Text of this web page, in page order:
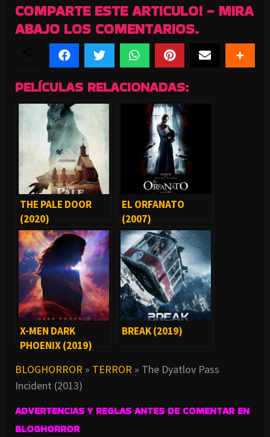
COMPARTE ESTE ARTICULO! - MIRA
ABAJO LOS COMENTARIOS.
PELÍCULAS RELACIONADAS:
THE PALE DOOR
(2020)
EL ORFANATO
(2007)
X-MEN DARK
PHOENIX (2019)
BREAK (2019)
BLOGHORROR » TERROR » The Dyatlov Pass
Incident (2013)
ADVERTENCIAS Y REGLAS ANTES DE COMENTAR EN
BLOGHORROR